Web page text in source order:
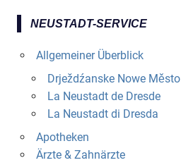
NEUSTADT-SERVICE
Allgemeiner Überblick
Drježdźanske Nowe Město
La Neustadt de Dresde
La Neustadt di Dresda
Apotheken
Ärzte & Zahnärzte